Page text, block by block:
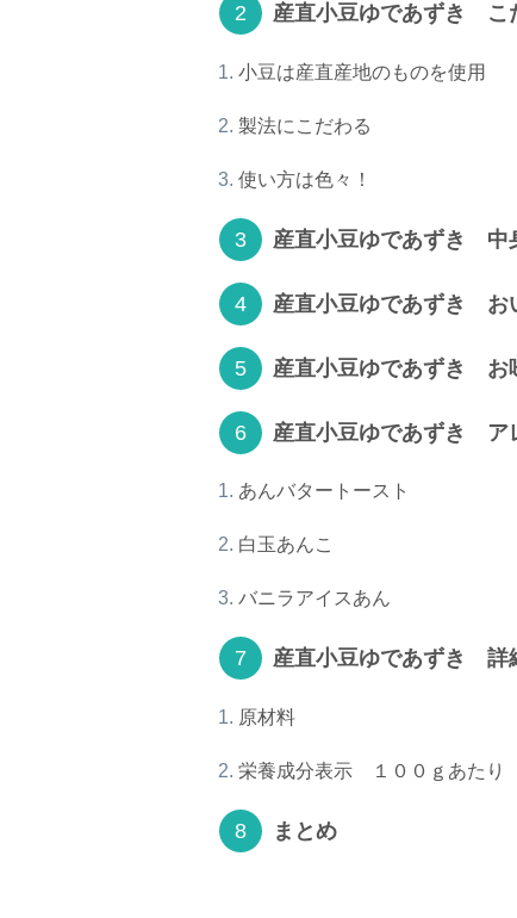
産直小豆ゆであずき こ
小豆は産直産地のものを使用
製法にこだわる
使い方は色々！
産直小豆ゆであずき 中
産直小豆ゆであずき お
産直小豆ゆであずき お
産直小豆ゆであずき ア
あんバタートースト
白玉あんこ
バニラアイスあん
産直小豆ゆであずき 詳
原材料
栄養成分表示 １００ｇあたり
まとめ